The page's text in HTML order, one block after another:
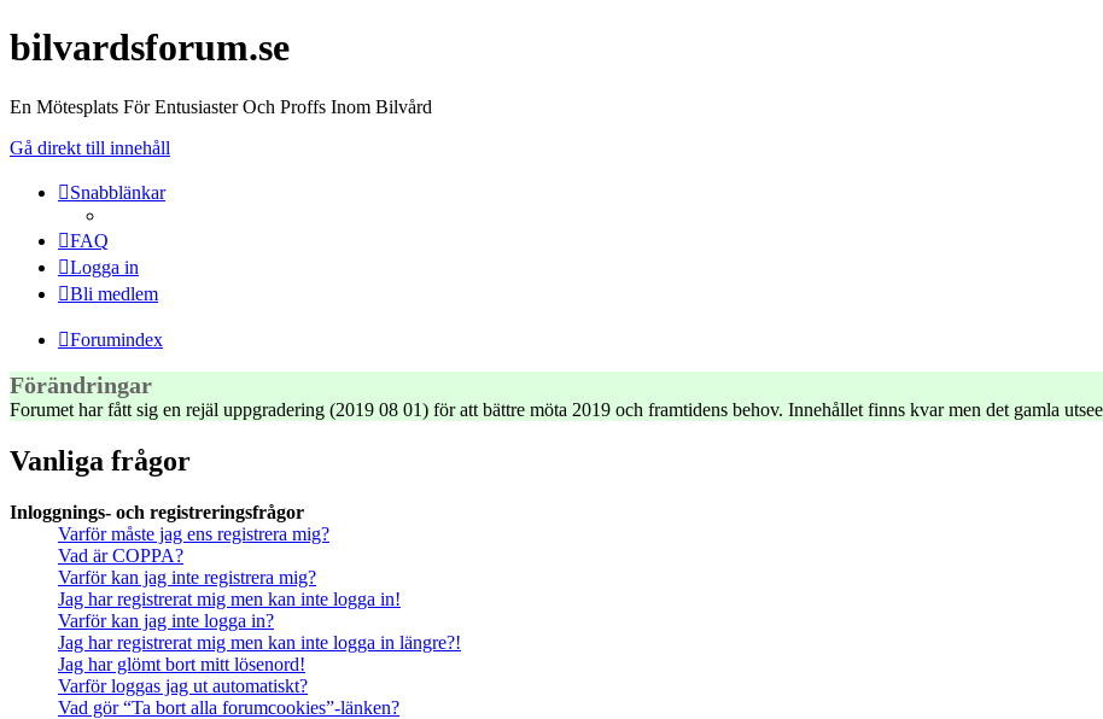
bilvardsforum.se
En Mötesplats För Entusiaster Och Proffs Inom Bilvård
Gå direkt till innehåll
Snabblänkar
FAQ
Logga in
Bli medlem
Forumindex
Förändringar
Forumet har fått sig en rejäl uppgradering (2019 08 01) för att bättre möta 2019 och framtidens behov. Innehållet finns kvar men det gamla
Vanliga frågor
Inloggnings- och registreringsfrågor
Varför måste jag ens registrera mig?
Vad är COPPA?
Varför kan jag inte registrera mig?
Jag har registrerat mig men kan inte logga in!
Varför kan jag inte logga in?
Jag har registrerat mig men kan inte logga in längre?!
Jag har glömt bort mitt lösenord!
Varför loggas jag ut automatiskt?
Vad gör “Ta bort alla forumcookies”-länken?